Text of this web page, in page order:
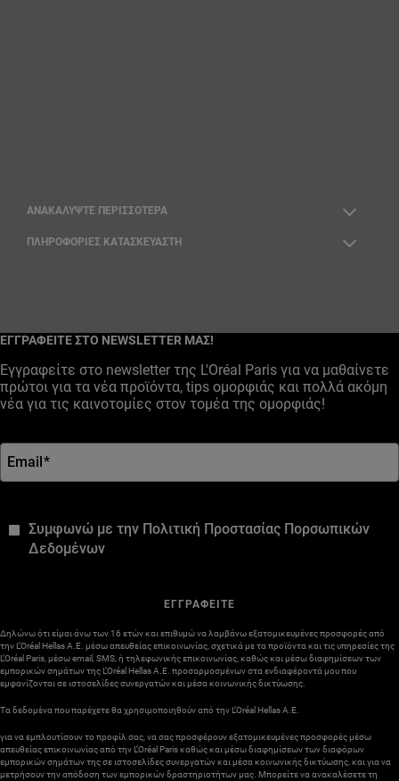
ΑΝΑΚΑΛΎΨΤΕ ΠΕΡΙΣΣΌΤΕΡΑ
ΠΛΗΡΟΦΟΡΙΕΣ ΚΑΤΑΣΚΕΥΑΣΤΗ
ΕΓΓΡΑΦΕΙΤΕ ΣΤΟ NEWSLETTER ΜΑΣ!
Εγγραφείτε στο newsletter της L'Oréal Paris για να μαθαίνετε
πρώτοι για τα νέα προϊόντα, tips ομορφιάς και πολλά ακόμη
νέα για τις καινοτομίες στον τομέα της ομορφιάς!
Email*
Συμφωνώ με την Πολιτική Προστασίας Πορσωπικών
Δεδομένων
ΕΓΓΡΑΦΕΙΤΕ
Δηλώνω ότι είμαι άνω των 16 ετών και επιθυμώ να λαμβάνω εξατομικευμένες προσφορές από
την L’Oréal Hellas A.E. μέσω απευθείας επικοινωνίας, σχετικά με τα προϊόντα και τις υπηρεσίες της
L’Oréal Paris, μέσω email, SMS, ή τηλεφωνικής επικοινωνίας, καθώς και μέσω διαφημίσεων των
εμπορικών σημάτων της L’Oréal Hellas A.E. προσαρμοσμένων στα ενδιαφέροντά μου που
εμφανίζονται σε ιστοσελίδες συνεργατών και μέσα κοινωνικής δικτύωσης.
Τα δεδομένα που παρέχετε θα χρησιμοποιηθούν από την L’Oréal Hellas A.E.
για να εμπλουτίσουν το προφίλ σας, να σας προσφέρουν εξατομικευμένες προσφορές μέσω
απευθείας επικοινωνίας από την L’Oréal Paris καθώς και μέσω διαφημίσεων των διαφόρων
εμπορικών σημάτων της σε ιστοσελίδες συνεργατών και μέσα κοινωνικής δικτύωσης, και για να
μετρήσουν την απόδοση των εμπορικών δραστηριοτήτων μας. Μπορείτε να ανακαλέσετε τη